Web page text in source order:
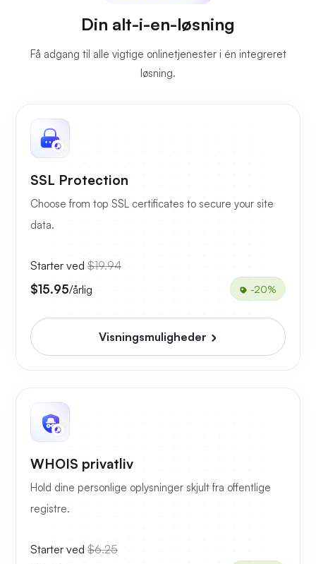
Din alt-i-en-løsning
Få adgang til alle vigtige onlinetjenester i én integreret
løsning.
SSL Protection
Choose from top SSL certificates to secure your site
data.
Starter ved $19.94
$15.95/årlig -20%
Visningsmuligheder
WHOIS privatliv
Hold dine personlige oplysninger skjult fra offentlige
registre.
Starter ved $6.25